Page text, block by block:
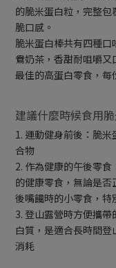
的脆米蛋白粒，完整
脆口感。
脆米蛋白棒共有四種
鴦奶茶，香甜耐咀嚼
最佳的高蛋白零食，每
建議什麼時候食用
1. 運動健身前後：脆
合物
2. 作為健康的午後零
的健康零食，無論是
後嘴饞時的小零食，特
3. 登山露營時方便攜
白質，是適合長時間
消耗